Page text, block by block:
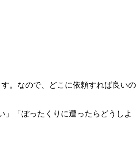
。なので、どこに依頼すれば良いの
「ぼったくりに遭ったらどうしよ